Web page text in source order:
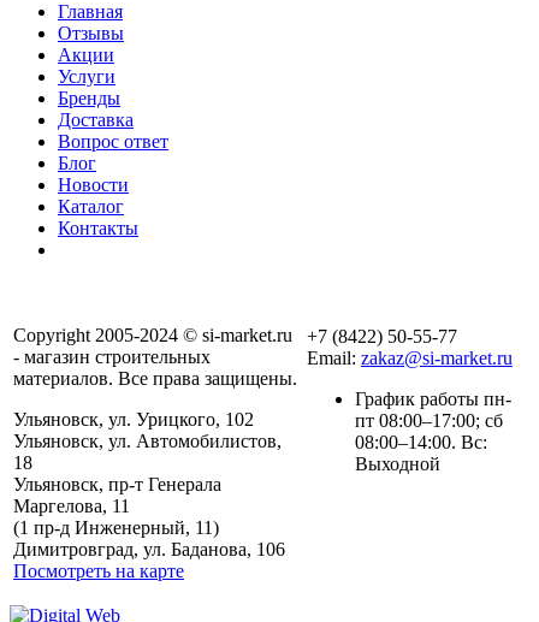
Главная
Отзывы
Акции
Услуги
Бренды
Доставка
Вопрос ответ
Блог
Новости
Каталог
Контакты
Copyright 2005-2024 © si-market.ru
- магазин строительных
материалов. Все права защищены.
Ульяновск, ул. Урицкого, 102
Ульяновск, ул. Автомобилистов,
18
Ульяновск, пр-т Генерала
Маргелова, 11
(1 пр-д Инженерный, 11)
Димитровград, ул. Баданова, 106
Посмотреть на карте
+7 (8422) 50-55-77
Email: zakaz@si-market.ru
График работы пн-
пт 08:00–17:00; сб
08:00–14:00. Вс:
Выходной